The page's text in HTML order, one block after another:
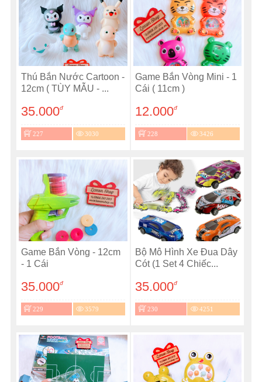
Thú Bắn Nước Cartoon -
12cm ( TÙY MẪU - ...
35.000đ
227 3030
Game Bắn Vòng Mini - 1
Cái ( 11cm )
12.000đ
228 3426
Game Bắn Vòng - 12cm
- 1 Cái
35.000đ
229 3579
Bộ Mô Hình Xe Đua Dây
Cót (1 Set 4 Chiếc...
35.000đ
230 4251